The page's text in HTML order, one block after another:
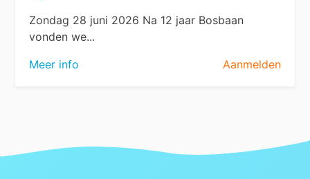
Zondag 28 juni 2026 Na 12 jaar Bosbaan
vonden we...
Meer info
Aanmelden